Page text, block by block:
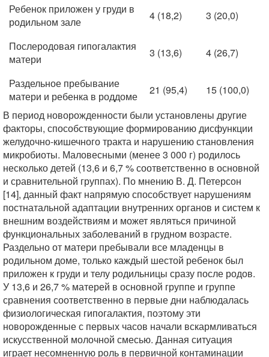
Ребенок приложен у груди в
родильном зале
4 (18,2) 3 (20,0)
Послеродовая гипогалактия
матери
3 (13,6) 4 (26,7)
Раздельное пребывание
матери и ребенка в роддоме
21 (95,4)
15 (100,0)
В период новорожденности были установлены другие
факторы, способствующие формированию дисфункции
желудочно-кишечного тракта и нарушению становления
микробиоты. Маловесными (менее 3 000 г) родилось
несколько детей (13,6 и 6,7 % соответственно в основной
и сравнительной группах). По мнению В. Д. Петерсон
[14], данный факт напрямую способствует нарушениям
постнатальной адаптации внутренних органов и систем к
внешним воздействиям и может являться причиной
функциональных заболеваний в грудном возрасте.
Раздельно от матери пребывали все младенцы в
родильном доме, только каждый шестой ребенок был
приложен к груди и телу родильницы сразу после родов.
У 13,6 и 26,7 % матерей в основной группе и группе
сравнения соответственно в первые дни наблюдалась
физиологическая гипогалактия, поэтому эти
новорожденные с первых часов начали вскармливаться
искусственной молочной смесью. Данная ситуация
играет несомненную роль в первичной контаминации